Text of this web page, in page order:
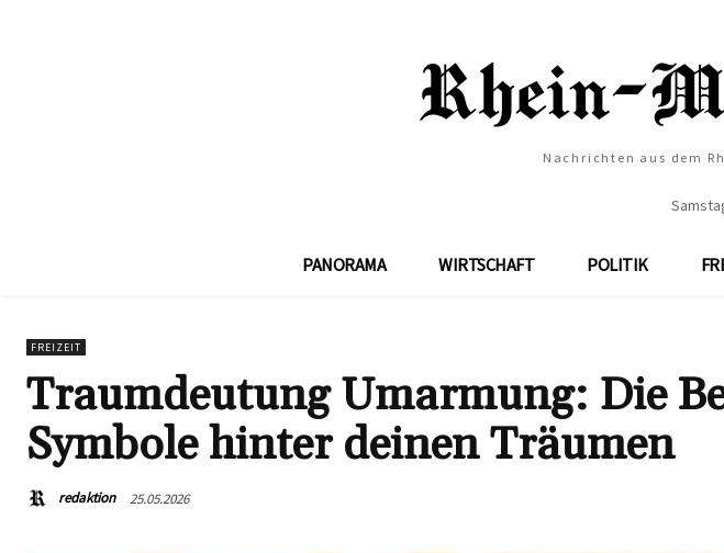
Nachrichten aus dem
PANORAMA WIRTSCHAFT POLITIK
FREIZEIT
Traumdeutung Umarmung: Die
Symbole hinter deinen Träumen
redaktion 25.05.2026